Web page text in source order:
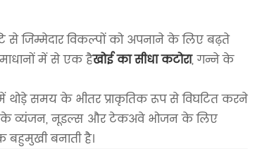
से जिम्मेदार विकल्पों को अपनाने के लिए बढ़ते
में से एक हैखोई का सीधा कटोरा, गन्ने के
थोड़े समय के भीतर प्राकृतिक रूप से विघटित करने
के व्यंजन, नूडल्स और टेकअवे भोजन के लिए
बहुमुखी बनाती है।